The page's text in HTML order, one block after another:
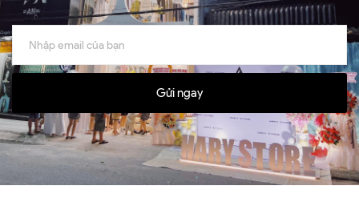
Gửi ngay